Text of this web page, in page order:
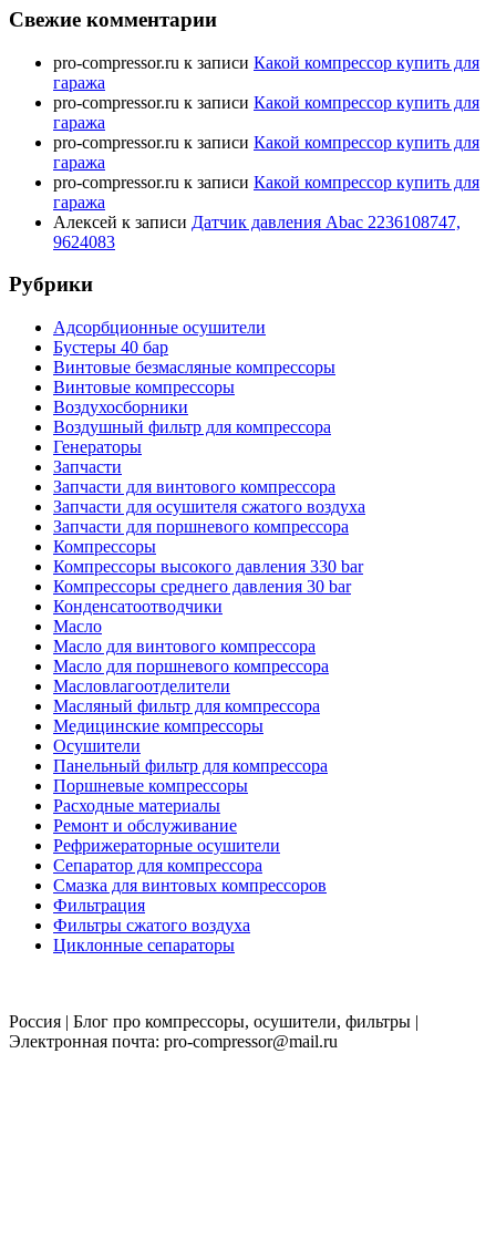
Свежие комментарии
pro-compressor.ru к записи Какой компрессор купить для
гаража
pro-compressor.ru к записи Какой компрессор купить для
гаража
pro-compressor.ru к записи Какой компрессор купить для
гаража
pro-compressor.ru к записи Какой компрессор купить для
гаража
Алексей к записи Датчик давления Abac 2236108747,
9624083
Рубрики
Адсорбционные осушители
Бустеры 40 бар
Винтовые безмасляные компрессоры
Винтовые компрессоры
Воздухосборники
Воздушный фильтр для компрессора
Генераторы
Запчасти
Запчасти для винтового компрессора
Запчасти для осушителя сжатого воздуха
Запчасти для поршневого компрессора
Компрессоры
Компрессоры высокого давления 330 bar
Компрессоры среднего давления 30 bar
Конденсатоотводчики
Масло
Масло для винтового компрессора
Масло для поршневого компрессора
Масловлагоотделители
Масляный фильтр для компрессора
Медицинские компрессоры
Осушители
Панельный фильтр для компрессора
Поршневые компрессоры
Расходные материалы
Ремонт и обслуживание
Рефрижераторные осушители
Сепаратор для компрессора
Смазка для винтовых компрессоров
Фильтрация
Фильтры сжатого воздуха
Циклонные сепараторы
Россия | Блог про компрессоры, осушители, фильтры |
Электронная почта: pro-compressor@mail.ru